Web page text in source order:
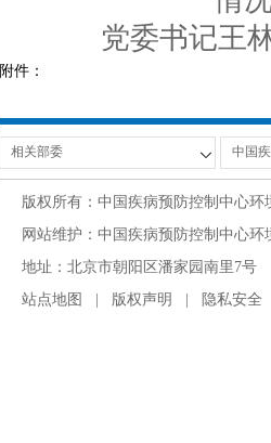
党委书记王
附件：
版权所有：中国疾病预防控制中心环
网站维护：中国疾病预防控制中心
地址：北京市朝阳区潘家园南里7号
站点地图
版权声明 隐私安全